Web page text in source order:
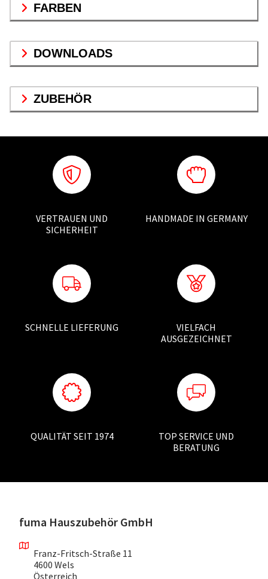
FARBEN
DOWNLOADS
ZUBEHÖR
VERTRAUEN UND
SICHERHEIT
HANDMADE IN GERMANY
SCHNELLE LIEFERUNG
VIELFACH
AUSGEZEICHNET
QUALITÄT SEIT 1974
TOP SERVICE UND
BERATUNG
fuma Hauszubehör GmbH
Franz-Fritsch-Straße 11
4600 Wels
Österreich